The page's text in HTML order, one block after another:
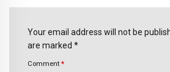
Your email address will not be
are marked *
Comment *